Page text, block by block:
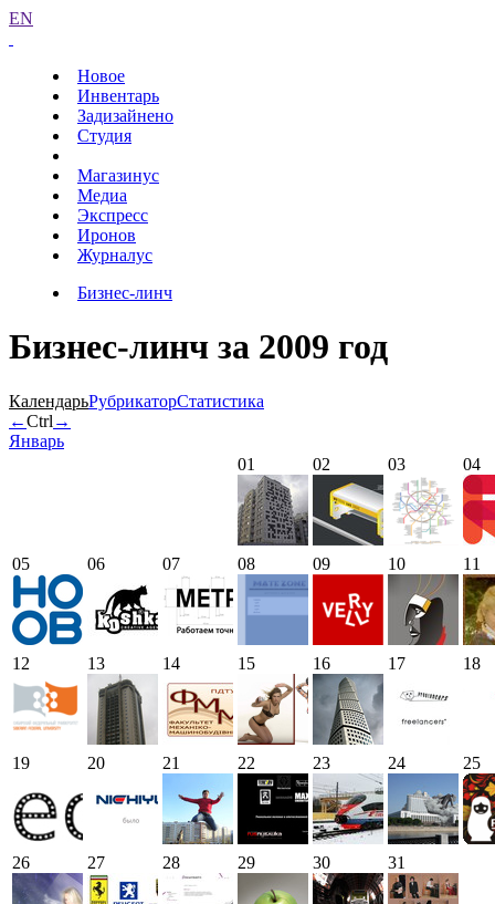
EN
Новое
Инвентарь
Задизайнено
Студия
Магазинус
Медиа
Экспресс
Иронов
Журналус
Бизнес-линч
Бизнес-линч за 2009 год
КалендарьРубрикаторСтатистика
←Ctrl →
Январь
01
02 03 04
05 06 07 08 09 10 11
12 13 14 15 16 17 18
19 20 21 22 23 24 25
26 27 28 29 30 31